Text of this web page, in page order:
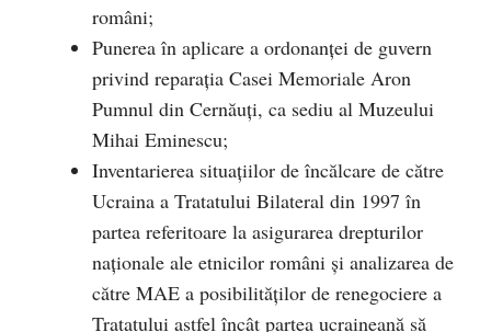
români;
Punerea în aplicare a ordonanței de guvern
privind reparația Casei Memoriale Aron
Pumnul din Cernăuți, ca sediu al Muzeului
Mihai Eminescu;
Inventarierea situațiilor de încălcare de către
Ucraina a Tratatului Bilateral din 1997 în
partea referitoare la asigurarea drepturilor
naționale ale etnicilor români și analizarea de
către MAE a posibilităților de renegociere a
Tratatului astfel încât partea ucraineană să